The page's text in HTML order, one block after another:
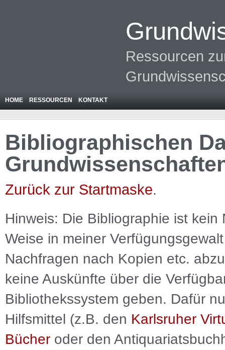
Ressourcen
HOME RESSOURCEN KONTAKT
Bibliographischen
Zurück zur Startmaske.
Hinweis: Die Bibliographie ist kein
Weise in meiner
Nachfragen nach Kopien etc.
keine Auskünfte über die
Bibliothekssystem geben. Dafür
Hilfsmittel (z.B. den Karlsruher
Bücher oder den